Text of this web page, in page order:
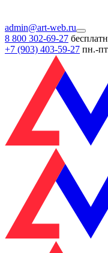
admin@art-web.ru
8 800 302-69-27
+7 (903) 403-59-27 пн.-